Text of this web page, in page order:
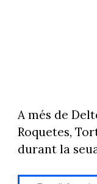
A més de
Roquetes,
durant la